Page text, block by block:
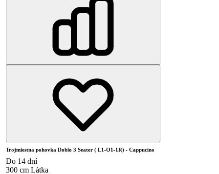
Trojmiestna pohovka Doblo 3 Seater ( L1-O1-1R) - Cappucino
Do 14 dní
300 cm Látka